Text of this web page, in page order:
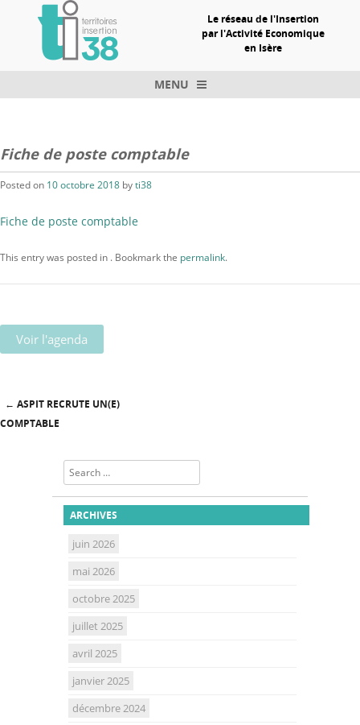
Le réseau de l'Insertion
par l'Activité Economique
en Isère
MENU
Fiche de poste comptable
Posted on 10 octobre 2018 byti38
Fiche de poste comptable
This entry was posted in . Bookmark the permalink.
Voir l'agenda
Post navigation
← ASPIT RECRUTE UN(E)
COMPTABLE
Search
ARCHIVES
juin 2026
mai 2026
octobre 2025
juillet 2025
avril 2025
janvier 2025
décembre 2024